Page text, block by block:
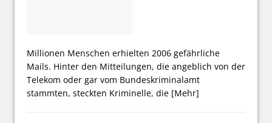
Millionen Menschen erhielten 2006 gefährliche
Mails. Hinter den Mitteilungen, die angeblich von der
Telekom oder gar vom Bundeskriminalamt
stammten, steckten Kriminelle, die [Mehr]